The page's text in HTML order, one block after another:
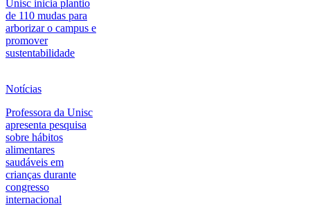
Unisc inicia plantio
de 110 mudas para
arborizar o campus e
promover
sustentabilidade
Notícias
Professora da Unisc
apresenta pesquisa
sobre hábitos
alimentares
saudáveis em
crianças durante
congresso
internacional